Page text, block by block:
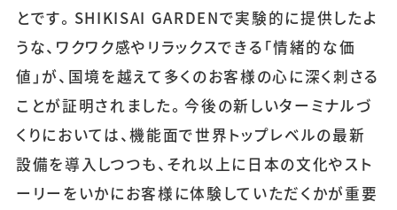
とです。SHIKISAI GARDENで実験的に提供したよ
うな、ワクワク感やリラックスできる「情緒的な価
値」が、国境を越えて多くのお客様の心に深く刺さる
ことが証明されました。今後の新しいターミナルづ
くりにおいては、機能面で世界トップレベルの最新
設備を導入しつつも、それ以上に日本の文化やスト
ーリーをいかにお客様に体験していただくかが重要